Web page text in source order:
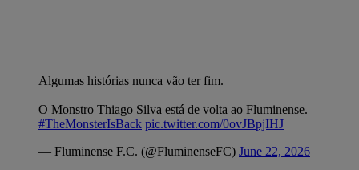
Algumas histórias nunca vão ter fim.
O Monstro Thiago Silva está de volta ao Fluminense.
#TheMonsterIsBack pic.twitter.com/0ovJBpjIHJ
— Fluminense F.C. (@FluminenseFC) June 22, 2026